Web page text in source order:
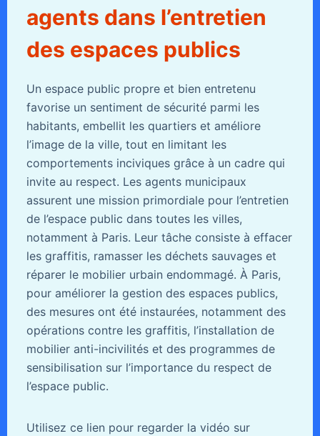
agents dans l’entretien
des espaces publics
Un espace public propre et bien entretenu
favorise un sentiment de sécurité parmi les
habitants, embellit les quartiers et améliore
l’image de la ville, tout en limitant les
comportements inciviques grâce à un cadre qui
invite au respect. Les agents municipaux
assurent une mission primordiale pour l’entretien
de l’espace public dans toutes les villes,
notamment à Paris. Leur tâche consiste à effacer
les graffitis, ramasser les déchets sauvages et
réparer le mobilier urbain endommagé. À Paris,
pour améliorer la gestion des espaces publics,
des mesures ont été instaurées, notamment des
opérations contre les graffitis, l’installation de
mobilier anti-incivilités et des programmes de
sensibilisation sur l’importance du respect de
l’espace public.
Utilisez ce lien pour regarder la vidéo sur